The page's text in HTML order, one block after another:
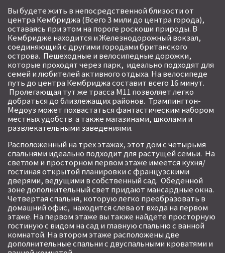
Вы будете жить в непосредственной близости от
центра Кембриджа (Всего 3 мили до центра города),
оставаясь при этом на пороге роскоши природы. В
Кембридже находится и Железнодорожный вокзал,
соединяющий с другими городами британского
острова. Пешеходные и велосипедные дорожки,
которые проходят через парк, идеально подходят для
семей и любителей активного отдыха. На велосипеде
путь до центра Кембриджа составит всего 16 минут.
Пролегающая тут же трасса M11 позволяет легко
добраться до близлежащих районов. Трампингтон-
Медоуз может похвастаться фантастическим набором
местных удобств а также магазинами, школами и
развлекательными заведениями.
Расположенный на трех этажах, этот дом с четырьмя
спальнями идеально подходит для растущей семьи. На
светлом и просторном первом этаже имеется кухня/
гостиная открытой планировки с французскими
дверями, ведущими в собственный сад. Обеденной
зоне дополнительный свет придают мансардные окна.
Четвертая спальня, которую легко преобразовать в
домашний офис, находится слева от входа на первом
этаже. На первом этаже вы также найдете просторную
гостиную с видом на сад и главную спальню с ванной
комнатой. На втором этаже расположены две
дополнительные спальни с двуспальными кроватями и